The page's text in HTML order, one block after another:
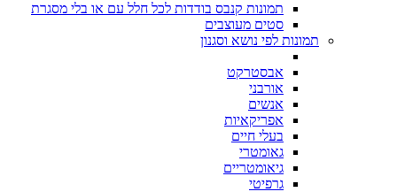
תמונות קנבס בודדות לכל חלל עם או בלי מסגרת
סטים מעוצבים
תמונות לפי נושא וסגנון
אבסטרקט
אורבני
אנשים
אפריקאיות
בעלי חיים
גאומטרי
גיאומטריים
גרפיטי